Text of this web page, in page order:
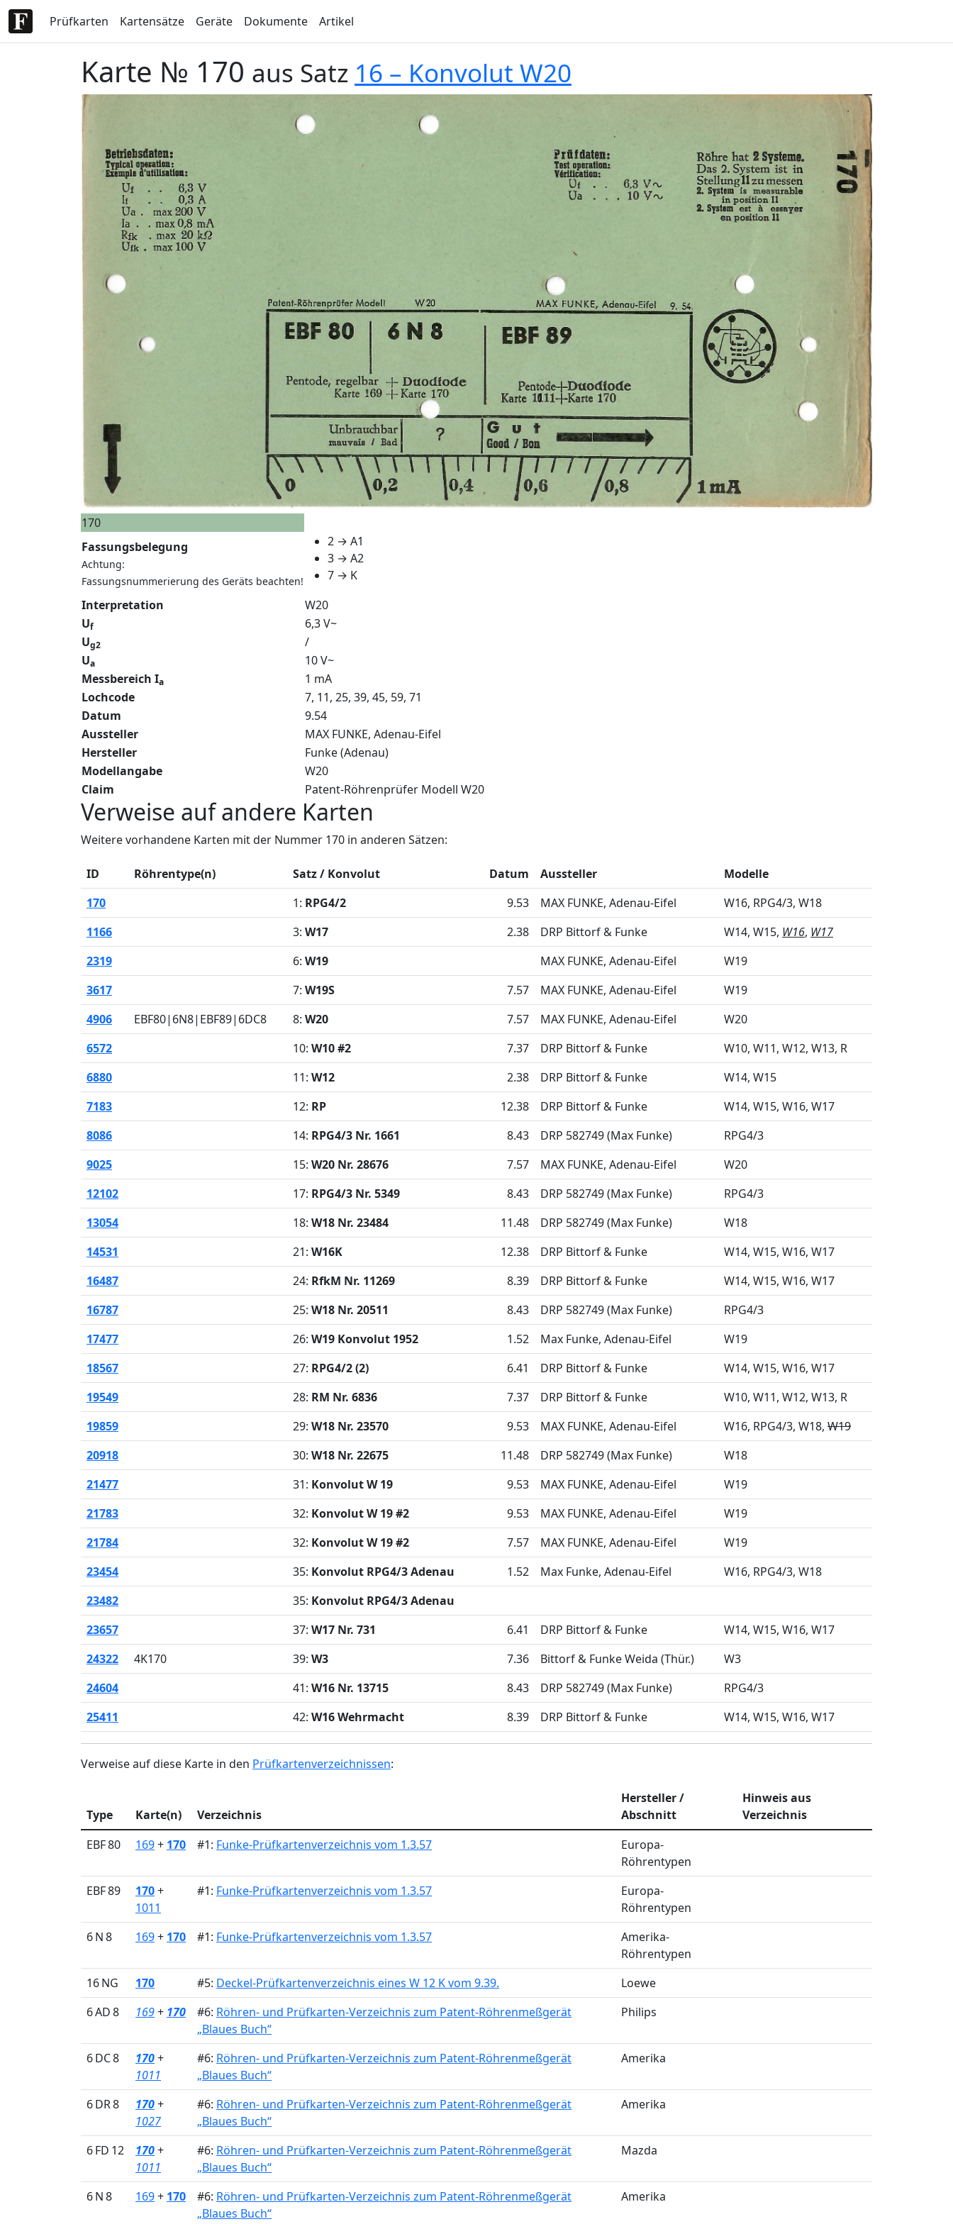
Prüfkarten Kartensätze Geräte Dokumente Artikel
Karte № 170 aus Satz 16 – Konvolut W20
170
Fassungsbelegung
Achtung:
Fassungsnummerierung des Geräts beachten!
2 → A1
3 → A2
7 → K
Interpretation
W20
Uf
6,3 V~
Ug2
/
Ua
10 V~
Messbereich Ia
1 mA
Lochcode
7, 11, 25, 39, 45, 59, 71
Datum
9.54
Aussteller
MAX FUNKE, Adenau-Eifel
Hersteller
Funke (Adenau)
Modellangabe
W20
Claim
Patent-Röhrenprüfer Modell W20
Verweise auf andere Karten
Weitere vorhandene Karten mit der Nummer 170 in anderen Sätzen:
ID Röhrentype(n) Satz / Konvolut Datum Aussteller
Modelle
170
1: RPG4/2 9.53 MAX FUNKE, Adenau-Eifel W16 RPG4/3 W18
1166
3: W17 2.38 DRP Bittorf & Funke W14 W15 W16 W17
2319
6: W19 MAX FUNKE, Adenau-Eifel
W19
3617
7: W19S 7.57 MAX FUNKE, Adenau-Eifel
W19
4906
EBF80|6N8|EBF89|6DC8 8: W20 7.57 MAX FUNKE, Adenau-Eifel
W20
6572
10: W10 #2 7.37 DRP Bittorf & Funke W10 W11 W12 W13 R
6880
11: W12 2.38 DRP Bittorf & Funke W14 W15
7183
12: RP 12.38 DRP Bittorf & Funke W14 W15 W16 W17
8086
14: RPG4/3 Nr. 1661 8.43 DRP 582749 (Max Funke)
RPG4/3
9025
15: W20 Nr. 28676 7.57 MAX FUNKE, Adenau-Eifel
W20
12102
17: RPG4/3 Nr. 5349 8.43 DRP 582749 (Max Funke)
RPG4/3
13054
18: W18 Nr. 23484 11.48 DRP 582749 (Max Funke)
W18
14531
21: W16K 12.38 DRP Bittorf & Funke W14 W15 W16 W17
16487
24: RfkM Nr. 11269 8.39 DRP Bittorf & Funke W14 W15 W16 W17
16787
25: W18 Nr. 20511 8.43 DRP 582749 (Max Funke)
RPG4/3
17477
26: W19 Konvolut 1952 1.52 Max Funke, Adenau-Eifel
W19
18567
27: RPG4/2 (2) 6.41 DRP Bittorf & Funke W14 W15 W16 W17
19549
28: RM Nr. 6836 7.37 DRP Bittorf & Funke W10 W11 W12 W13 R
19859
29: W18 Nr. 23570 9.53 MAX FUNKE, Adenau-Eifel W16 RPG4/3 W18 W19
20918
30: W18 Nr. 22675 11.48 DRP 582749 (Max Funke)
W18
21477
31: Konvolut W 19 9.53 MAX FUNKE, Adenau-Eifel
W19
21783
32: Konvolut W 19 #2 9.53 MAX FUNKE, Adenau-Eifel
W19
21784
32: Konvolut W 19 #2 7.57 MAX FUNKE, Adenau-Eifel
W19
23454
35: Konvolut RPG4/3 Adenau 1.52 Max Funke, Adenau-Eifel W16 RPG4/3 W18
23482
35: Konvolut RPG4/3 Adenau
23657
37: W17 Nr. 731 6.41 DRP Bittorf & Funke W14 W15 W16 W17
24322
4K170 39: W3 7.36 Bittorf & Funke Weida (Thür.)
W3
24604
41: W16 Nr. 13715 8.43 DRP 582749 (Max Funke)
RPG4/3
25411
42: W16 Wehrmacht 8.39 DRP Bittorf & Funke W14 W15 W16 W17
Verweise auf diese Karte in den Prüfkartenverzeichnissen:
Type Karte(n) Verzeichnis
Hersteller /
Abschnitt
Hinweis aus
Verzeichnis
EBF 80
169+ 170 #1: Funke-Prüfkartenverzeichnis vom 1.3.57
Europa-
Röhrentypen
EBF 89
170+
1011
#1: Funke-Prüfkartenverzeichnis vom 1.3.57
Europa-
Röhrentypen
6 N 8
169+ 170 #1: Funke-Prüfkartenverzeichnis vom 1.3.57
Amerika-
Röhrentypen
16 NG
170 #5: Deckel-Prüfkartenverzeichnis eines W 12 K vom 9.39.
Loewe
6 AD 8
169+ 170 #6: Röhren- und Prüfkarten-Verzeichnis zum Patent-Röhrenmeßgerät
„Blaues Buch“
Philips
6 DC 8 170+
1011
#6: Röhren- und Prüfkarten-Verzeichnis zum Patent-Röhrenmeßgerät
„Blaues Buch“
Amerika
6 DR 8 170+
1027
#6: Röhren- und Prüfkarten-Verzeichnis zum Patent-Röhrenmeßgerät
„Blaues Buch“
Amerika
6 FD 12 170+
1011
#6: Röhren- und Prüfkarten-Verzeichnis zum Patent-Röhrenmeßgerät
„Blaues Buch“
Mazda
6 N 8 169+ 170 #6: Röhren- und Prüfkarten-Verzeichnis zum Patent-Röhrenmeßgerät
„Blaues Buch“
Amerika